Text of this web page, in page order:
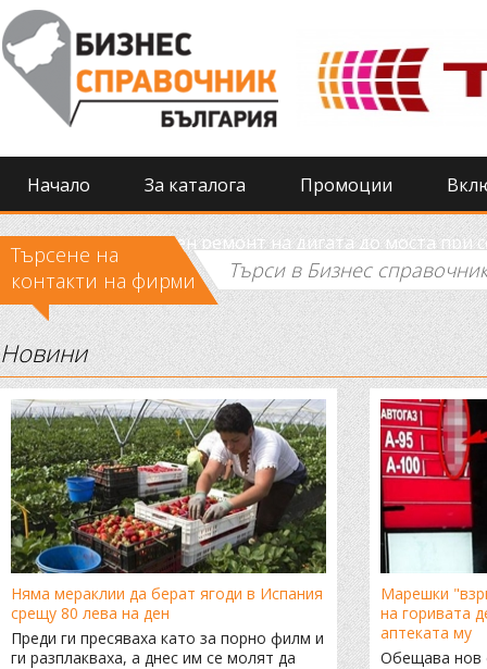
Начало За каталога Промоции
Извършиха спешен ремонт на дигата до моста при
Търсене на
контакти на фирми
Новини
Няма мераклии да берат ягоди в Испания
срещу 80 лева на ден
Преди ги пресяваха като за порно филм и
ги разплакваха, а днес им се молят да
Марешки
на горивата
аптеката му
Обещава нов